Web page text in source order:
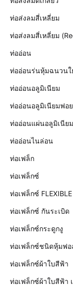
ท่อส่งลมสี่เหลี่ยม
ท่อส่งลมสี่เหลี่ยม
ท่ออ่อน
ท่ออ่อนร่นหุ้มฉนวนใ
ท่ออ่อนอลูมิเนียม
ท่ออ่อนอลูมิเนียมฟอ
ท่ออ่อนแผ่นอลูมิเนีย
ท่ออ่อนไนล่อน
ท่อเฟล็ก
ท่อเฟล็กซ์
ท่อเฟล็กซ์
ท่อเฟล็กซ์ กันระเบิด
ท่อเฟล็กซ์กระดูกงู
ท่อเฟล็กซ์ชนิดหุ้มฟอ
ท่อเฟล็กซ์ผ้าใบสีฟ้า
ท่อเฟล็กซ์ผ้าใบสีฟ้า